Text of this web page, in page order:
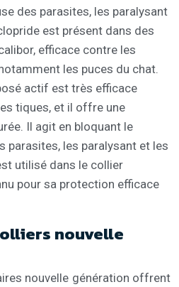
des parasites, les paralysant
est présent dans des
efficace contre les
les puces du chat.
actif est très efficace
tiques, et il offre une
Il agit en bloquant le
parasites, les paralysant et les
utilisé dans le collier
pour sa protection efficace
nouvelle
nouvelle génération offrent